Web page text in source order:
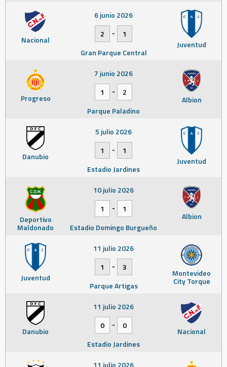
Nacional Juventud
6 junio 2026
2
-
1
Gran Parque Central
Progreso Albion
7 junio 2026
1
-
2
Parque Paladino
Danubio Juventud
5 julio 2026
1
-
1
Estadio Jardines
Deportivo
Maldonado
Albion
10 julio 2026
1
-
1
Estadio Domingo Burgueño
Juventud Montevideo
City Torque
11 julio 2026
1
-
3
Parque Artigas
Danubio Nacional
11 julio 2026
0
-
0
Estadio Jardines
11 julio 2026